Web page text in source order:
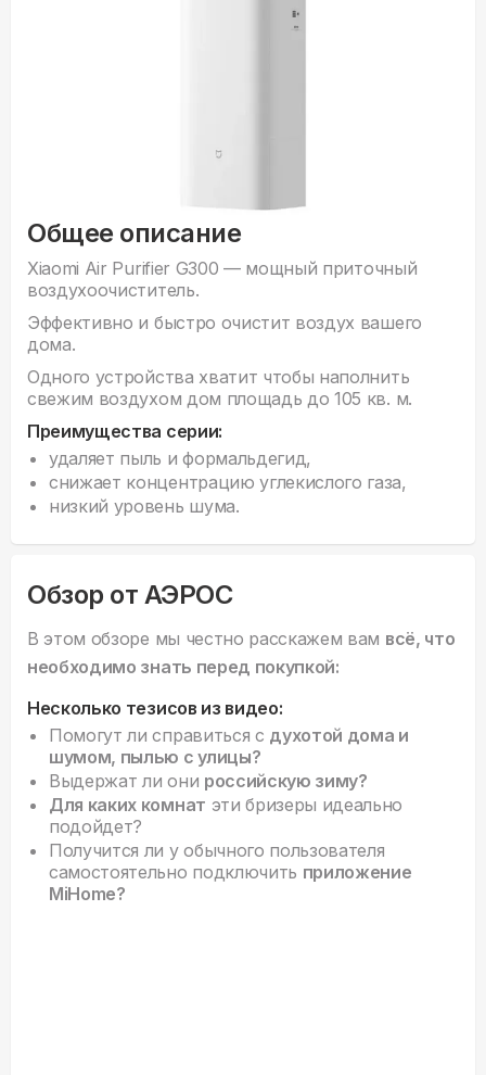
Общее описание
Xiaomi Air Purifier G300 — мощный приточный
воздухоочиститель.
Эффективно и быстро очистит воздух вашего
дома.
Одного устройства хватит чтобы наполнить
свежим воздухом дом площадь до 105 кв. м.
Преимущества серии:
удаляет пыль и формальдегид,
снижает концентрацию углекислого газа,
низкий уровень шума.
Обзор от АЭРОС
В этом обзоре мы честно расскажем вам всё, что
необходимо знать перед покупкой:
Несколько тезисов из видео:
Помогут ли справиться с духотой дома и
шумом, пылью с улицы?
Выдержат ли они российскую зиму?
Для каких комнат эти бризеры идеально
подойдет?
Получится ли у обычного пользователя
самостоятельно подключить приложение
MiHome?